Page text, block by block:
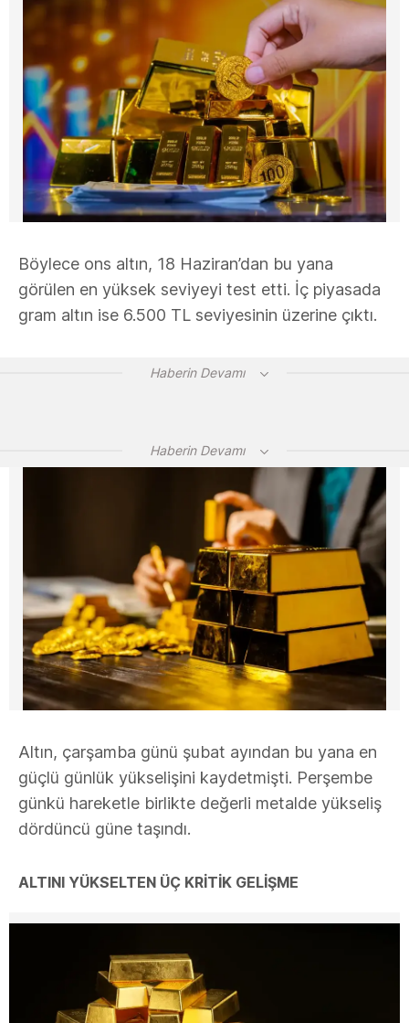
Böylece ons altın, 18 Haziran’dan bu yana
görülen en yüksek seviyeyi test etti. İç piyasada
gram altın ise 6.500 TL seviyesinin üzerine çıktı.
Haberin Devamı
Haberin Devamı
Altın, çarşamba günü şubat ayından bu yana en
güçlü günlük yükselişini kaydetmişti. Perşembe
günkü hareketle birlikte değerli metalde yükseliş
dördüncü güne taşındı.
ALTINI YÜKSELTEN ÜÇ KRİTİK GELİŞME